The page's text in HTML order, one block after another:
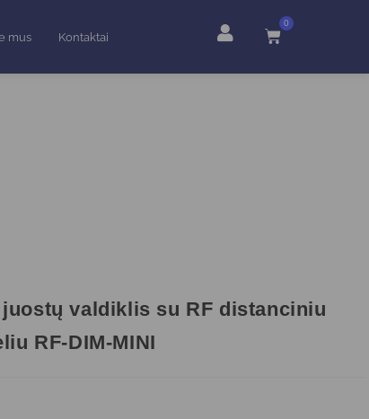
mus Kontaktai
0
juostų valdiklis su RF distanciniu
RF-DIM-MINI